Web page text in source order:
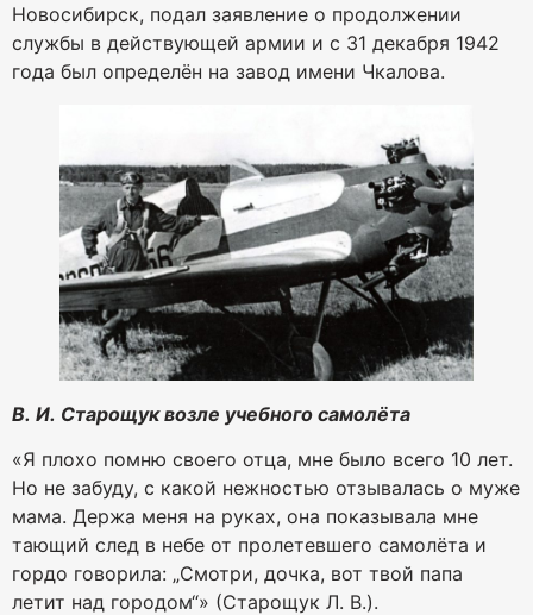
Новосибирск, подал заявление о продолжении
службы в действующей армии и с 31 декабря 1942
года был определён на завод имени Чкалова.
В. И. Старощук возле учебного самолёта
«Я плохо помню своего отца, мне было всего 10 лет.
Но не забуду, с какой нежностью отзывалась о муже
мама. Держа меня на руках, она показывала мне
тающий след в небе от пролетевшего самолёта и
гордо говорила: „Смотри, дочка, вот твой папа
летит над городом“» (Старощук Л. В.).